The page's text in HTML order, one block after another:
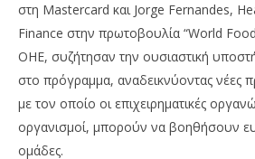
στη Mastercard και Jorge Fernandes,
Finance στην πρωτοβουλία “World
ΟΗΕ, συζήτησαν την ουσιαστική
στο πρόγραμμα, αναδεικνύοντας νέες
με τον οποίο οι επιχειρηματικές
οργανισμοί, μπορούν να βοηθήσουν
ομάδες.